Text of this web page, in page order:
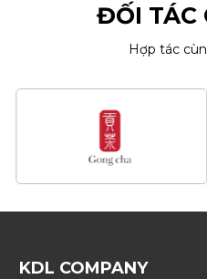
ĐỐI TÁC
Hợp tác
KDL COMPANY